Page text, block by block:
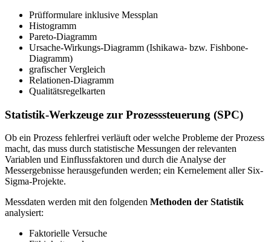
Prüfformulare inklusive Messplan
Histogramm
Pareto-Diagramm
Ursache-Wirkungs-Diagramm (Ishikawa- bzw. Fishbone-
Diagramm)
grafischer Vergleich
Relationen-Diagramm
Qualitätsregelkarten
Statistik-Werkzeuge zur Prozesssteuerung (SPC)
Ob ein Prozess fehlerfrei verläuft oder welche Probleme der Prozess
macht, das muss durch statistische Messungen der relevanten
Variablen und Einflussfaktoren und durch die Analyse der
Messergebnisse herausgefunden werden; ein Kernelement aller Six-
Sigma-Projekte.
Messdaten werden mit den folgenden Methoden der Statistik
analysiert:
Faktorielle Versuche